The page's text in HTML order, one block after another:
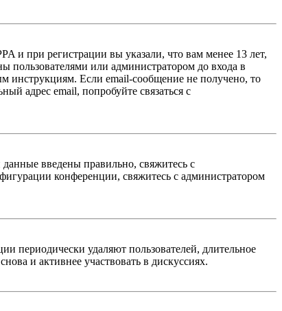
и при регистрации вы указали, что вам менее 13 лет,
пользователями или администратором до входа в
инструкциям. Если email-сообщение не получено, то
адрес email, попробуйте связаться с
введены правильно, свяжитесь с
конференции, свяжитесь с администратором
периодически удаляют пользователей, длительное
и активнее участвовать в дискуссиях.